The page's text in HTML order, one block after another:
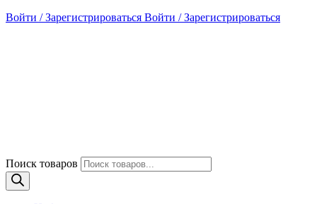
Войти / Зарегистрироваться Войти / Зарегистрироваться
Поиск товаров